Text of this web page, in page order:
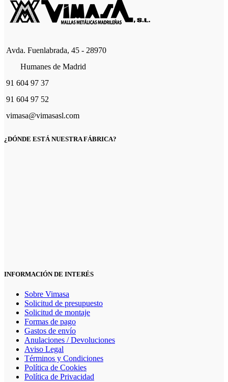
tiene
múltiples
variantes.
se
elegir
producto
Avda. Fuenlabrada, 45 - 28970
Humanes de Madrid
91 604 97 37
91 604 97 52
vimasa@vimasasl.com
¿DÓNDE ESTÁ NUESTRA FÁBRICA?
INFORMACIÓN DE INTERÉS
Sobre Vimasa
Solicitud de presupuesto
Solicitud de montaje
Formas de pago
Gastos de envío
Anulaciones / Devoluciones
Aviso Legal
Términos y Condiciones
Política de Cookies
Política de Privacidad